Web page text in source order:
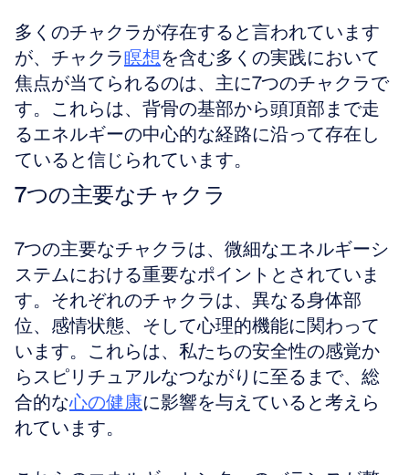
多くのチャクラが存在すると言われています
が、チャクラ瞑想を含む多くの実践において
焦点が当てられるのは、主に7つのチャクラで
す。これらは、背骨の基部から頭頂部まで走
るエネルギーの中心的な経路に沿って存在し
ていると信じられています。
7つの主要なチャクラ
7つの主要なチャクラは、微細なエネルギーシ
ステムにおける重要なポイントとされていま
す。それぞれのチャクラは、異なる身体部
位、感情状態、そして心理的機能に関わって
います。これらは、私たちの安全性の感覚か
らスピリチュアルなつながりに至るまで、総
合的な心の健康に影響を与えていると考えら
れています。